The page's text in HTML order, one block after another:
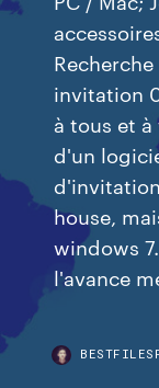
invitation
à tous et à
d'un
house,
windows
l'avance